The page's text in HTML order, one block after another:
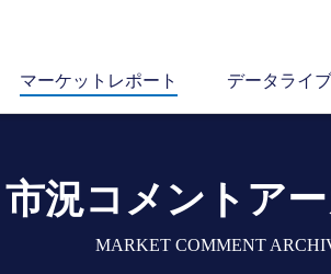
マーケットレポート データライ
市況コメントア
MARKET COMMENT